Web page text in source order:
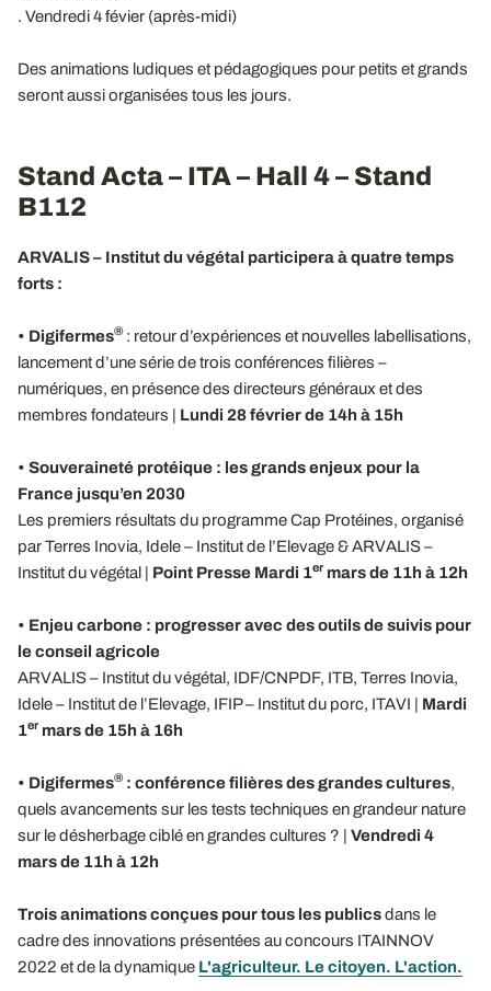
. Vendredi 4 févier (après-midi)
Des animations ludiques et pédagogiques pour petits et grands
seront aussi organisées tous les jours.
Stand Acta – ITA – Hall 4 – Stand
B112
ARVALIS – Institut du végétal participera à quatre temps
forts :
• Digifermes®: retour d’expériences et nouvelles labellisations,
lancement d’une série de trois conférences filières –
numériques, en présence des directeurs généraux et des
membres fondateurs | Lundi 28 février de 14h à 15h
• Souveraineté protéique : les grands enjeux pour la
France jusqu’en 2030
Les premiers résultats du programme Cap Protéines, organisé
par Terres Inovia, Idele – Institut de l’Elevage & ARVALIS –
Institut du végétal | Point Presse Mardi 1er mars de 11h à 12h
• Enjeu carbone : progresser avec des outils de suivis pour
le conseil agricole
ARVALIS – Institut du végétal, IDF/CNPDF, ITB, Terres Inovia,
Idele – Institut de l’Elevage, IFIP – Institut du porc, ITAVI | Mardi
1er mars de 15h à 16h
• Digifermes®: conférence filières des grandes cultures,
quels avancements sur les tests techniques en grandeur nature
sur le désherbage ciblé en grandes cultures ? | Vendredi 4
mars de 11h à 12h
Trois animations conçues pour tous les publicsdans le
cadre des innovations présentées au concours ITAINNOV
2022 et de la dynamique L'agriculteur. Le citoyen. L'action.